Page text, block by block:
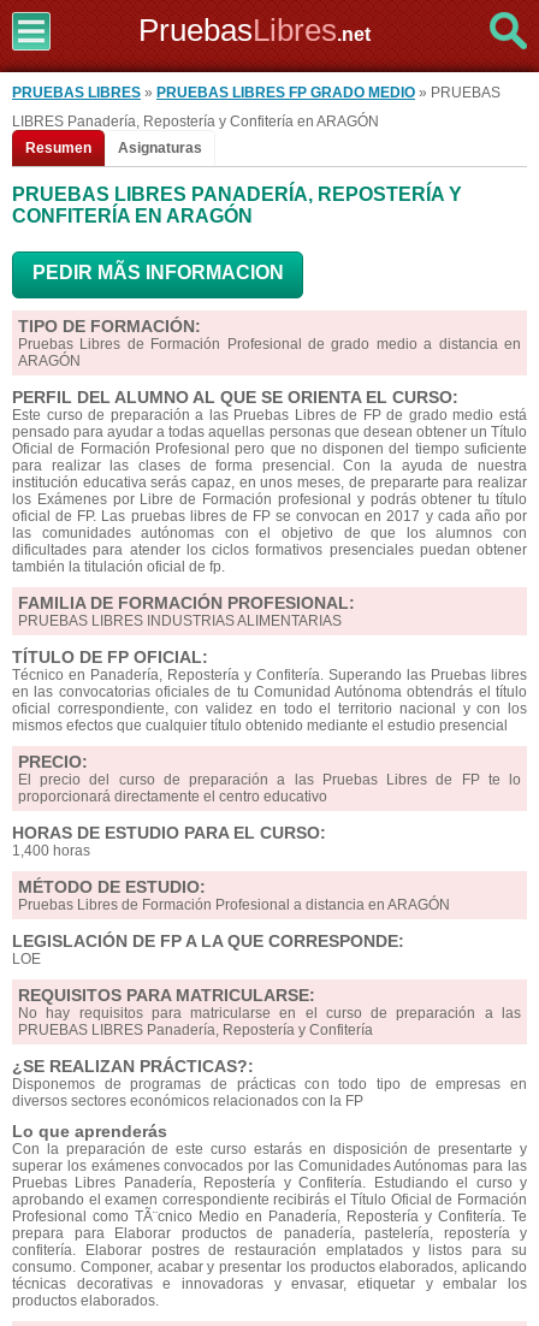
PruebasLibres.net
PRUEBAS LIBRES » PRUEBAS LIBRES FP GRADO MEDIO » PRUEBAS
LIBRES Panadería, Repostería y Confitería en ARAGÓN
Resumen
Asignaturas
PRUEBAS LIBRES PANADERÍA, REPOSTERÍA Y
CONFITERÍA EN ARAGÓN
PEDIR MÃS INFORMACION
TIPO DE FORMACIÓN:
Pruebas Libres de Formación Profesional de grado medio a distancia en
ARAGÓN
PERFIL DEL ALUMNO AL QUE SE ORIENTA EL CURSO:
Este curso de preparación a las Pruebas Libres de FP de grado medio está
pensado para ayudar a todas aquellas personas que desean obtener un Título
Oficial de Formación Profesional pero que no disponen del tiempo suficiente
para realizar las clases de forma presencial. Con la ayuda de nuestra
institución educativa serás capaz, en unos meses, de prepararte para realizar
los Exámenes por Libre de Formación profesional y podrás obtener tu título
oficial de FP. Las pruebas libres de FP se convocan en 2017 y cada año por
las comunidades autónomas con el objetivo de que los alumnos con
dificultades para atender los ciclos formativos presenciales puedan obtener
también la titulación oficial de fp.
FAMILIA DE FORMACIÓN PROFESIONAL:
PRUEBAS LIBRES INDUSTRIAS ALIMENTARIAS
TÍTULO DE FP OFICIAL:
Técnico en Panadería, Repostería y Confitería. Superando las Pruebas libres
en las convocatorias oficiales de tu Comunidad Autónoma obtendrás el título
oficial correspondiente, con validez en todo el territorio nacional y con los
mismos efectos que cualquier título obtenido mediante el estudio presencial
PRECIO:
El precio del curso de preparación a las Pruebas Libres de FP te lo
proporcionará directamente el centro educativo
HORAS DE ESTUDIO PARA EL CURSO:
1,400 horas
MÉTODO DE ESTUDIO:
Pruebas Libres de Formación Profesional a distancia en ARAGÓN
LEGISLACIÓN DE FP A LA QUE CORRESPONDE:
LOE
REQUISITOS PARA MATRICULARSE:
No hay requisitos para matricularse en el curso de preparación a las
PRUEBAS LIBRES Panadería, Repostería y Confitería
¿SE REALIZAN PRÁCTICAS?:
Disponemos de programas de prácticas con todo tipo de empresas en
diversos sectores económicos relacionados con la FP
Lo que aprenderás
Con la preparación de este curso estarás en disposición de presentarte y
superar los exámenes convocados por las Comunidades Autónomas para las
Pruebas Libres Panadería, Repostería y Confitería. Estudiando el curso y
aprobando el examen correspondiente recibirás el Título Oficial de Formación
Profesional como TÃ¨cnico Medio en Panadería, Repostería y Confitería. Te
prepara para Elaborar productos de panadería, pastelería, repostería y
confitería. Elaborar postres de restauración emplatados y listos para su
consumo. Componer, acabar y presentar los productos elaborados, aplicando
técnicas decorativas e innovadoras y envasar, etiquetar y embalar los
productos elaborados.